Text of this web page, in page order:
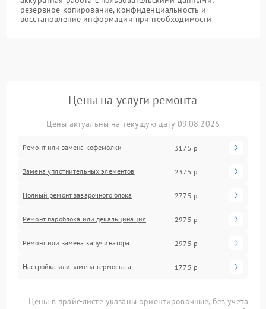
резервное копирование, конфиденциальность и
восстановление информации при необходимости
Цены на услуги ремонта
Цены актуальны на текущую дату 09.08.2026
Ремонт или замена кофемолки 3175 р
Замена уплотнительных элементов 2375 р
Полный ремонт заварочного блока 2775 р
Ремонт пароблока или декальцинация 2975 р
Ремонт или замена капучинатора 2975 р
Настройка или замена термостата 1775 р
Цены в прайс-листе указаны ориентировочные, без учета